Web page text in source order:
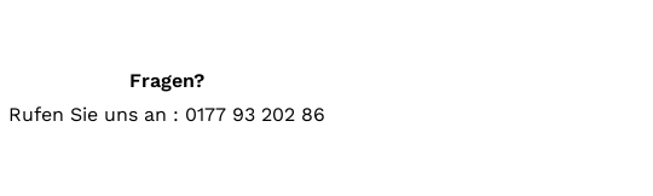
Fragen?
Rufen Sie uns an : 0177 93 202 86